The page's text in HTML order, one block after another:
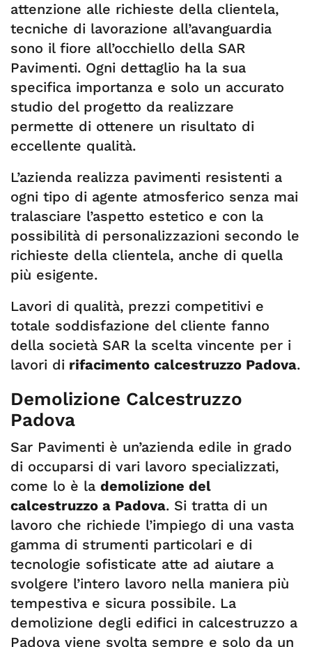
attenzione alle richieste della clientela,
tecniche di lavorazione all’avanguardia
sono il fiore all’occhiello della SAR
Pavimenti. Ogni dettaglio ha la sua
specifica importanza e solo un accurato
studio del progetto da realizzare
permette di ottenere un risultato di
eccellente qualità.
L’azienda realizza pavimenti resistenti a
ogni tipo di agente atmosferico senza mai
tralasciare l’aspetto estetico e con la
possibilità di personalizzazioni secondo le
richieste della clientela, anche di quella
più esigente.
Lavori di qualità, prezzi competitivi e
totale soddisfazione del cliente fanno
della società SAR la scelta vincente per i
lavori di rifacimento calcestruzzo Padova.
Demolizione Calcestruzzo
Padova
Sar Pavimenti è un’azienda edile in grado
di occuparsi di vari lavoro specializzati,
come lo è la demolizione del
calcestruzzo a Padova. Si tratta di un
lavoro che richiede l’impiego di una vasta
gamma di strumenti particolari e di
tecnologie sofisticate atte ad aiutare a
svolgere l’intero lavoro nella maniera più
tempestiva e sicura possibile. La
demolizione degli edifici in calcestruzzo a
Padova viene svolta sempre e solo da un